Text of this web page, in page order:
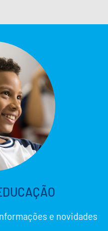
e novidades